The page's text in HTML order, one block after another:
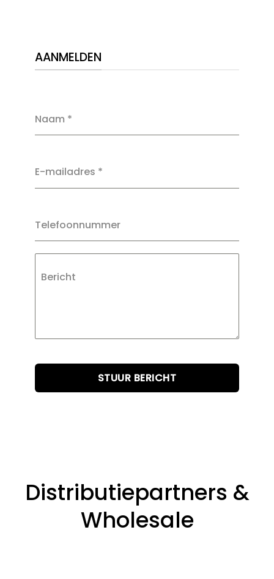
AANMELDEN
Naam *
E-mailadres *
Telefoonnummer
Bericht
STUUR BERICHT
Distributiepartners &
Wholesale